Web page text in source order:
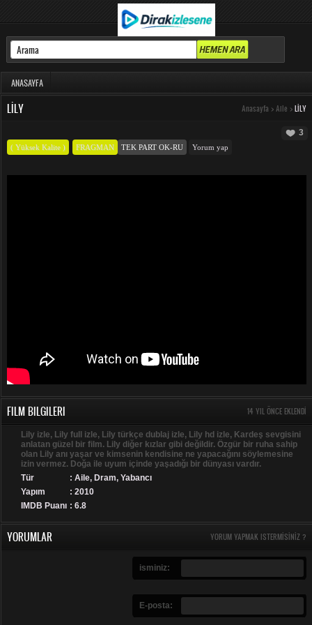
ANASAYFA
LILY Anasayfa > Aile > LILY
3
( Yüksek Kalite ) FRAGMAN TEK PART OK-RU Yorum yap
FILM BILGILERI 14 YIL ÖNCE EKLENDI
Lily izle, Lily full izle, Lily türkçe dublaj izle, Lily hd izle, Kardeş sevgisini
anlatan güzel bir film. Lily diğer kızlar gibi değildir. Özgür bir ruha sahip
olan Lily anı yaşar ve kimsenin kendisine ne yapacağını söylemesine
izin vermez. Doğa ile uyum içinde yaşadığı bir dünyası vardır.
Tür
: Aile, Dram, Yabancı
Yapım
: 2010
IMDB Puanı : 6.8
YORUMLAR YORUM YAPMAK ISTERMISINIZ ?
isminiz:
E-posta: